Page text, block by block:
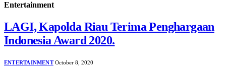
Entertainment
LAGI, Kapolda Riau Terima Penghargaan
Indonesia Award 2020.
ENTERTAINMENT October 8, 2020